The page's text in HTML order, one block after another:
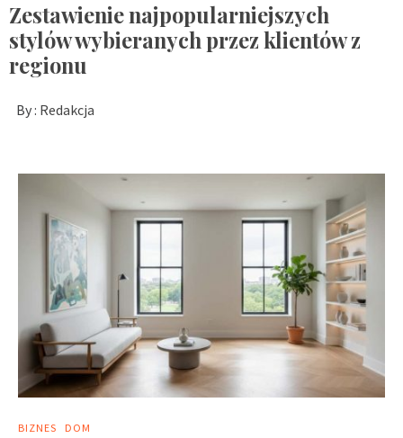
Zestawienie najpopularniejszych
stylów wybieranych przez klientów z
regionu
By : Redakcja
BIZNES DOM